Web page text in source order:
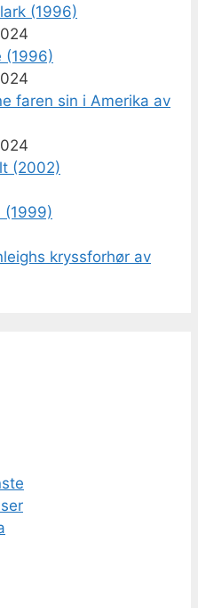
(1996)
(1996)
faren sin i Amerika av
(2002)
(1999)
kryssforhør av